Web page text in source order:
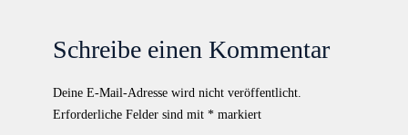
Schreibe einen Kommentar
Deine E-Mail-Adresse wird nicht veröffentlicht.
Erforderliche Felder sind mit *markiert